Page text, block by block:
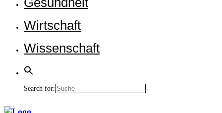
Wirt­schaft
Wis­sen­schaft
Search for: